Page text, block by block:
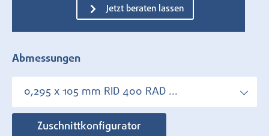
Jetzt beraten lassen
Abmessungen
0,295 x 105 mm RID 400 RAD ...
Zuschnittkonfigurator